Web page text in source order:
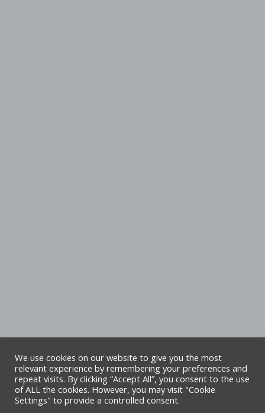
Hawlfraint Cyngor Sir Ddinbych. Cedwir
pob hawl. Safle gan TA6
We use cookies on our website to give you the most
relevant experience by remembering your preferences and
repeat visits. By clicking “Accept All”, you consent to the use
of ALL the cookies. However, you may visit "Cookie
Settings" to provide a controlled consent.